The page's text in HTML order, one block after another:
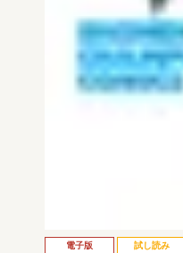
電子版 試し読み